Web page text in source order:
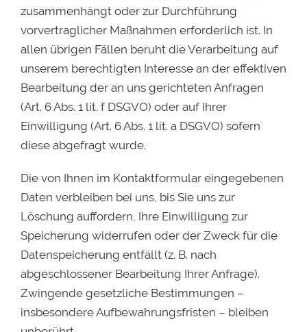
zusammenhängt oder zur Durchführung
vorvertraglicher Maßnahmen erforderlich ist. In
allen übrigen Fällen beruht die Verarbeitung auf
unserem berechtigten Interesse an der effektiven
Bearbeitung der an uns gerichteten Anfragen
(Art. 6 Abs. 1 lit. f DSGVO) oder auf Ihrer
Einwilligung (Art. 6 Abs. 1 lit. a DSGVO) sofern
diese abgefragt wurde.
Die von Ihnen im Kontaktformular eingegebenen
Daten verbleiben bei uns, bis Sie uns zur
Löschung auffordern, Ihre Einwilligung zur
Speicherung widerrufen oder der Zweck für die
Datenspeicherung entfällt (z. B. nach
abgeschlossener Bearbeitung Ihrer Anfrage).
Zwingende gesetzliche Bestimmungen –
insbesondere Aufbewahrungsfristen – bleiben